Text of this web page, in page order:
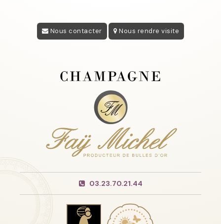
Nous contacter Nous rendre visite
03.23.70.21.44